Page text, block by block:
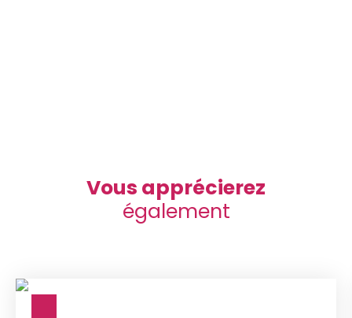
Vous apprécierez
également